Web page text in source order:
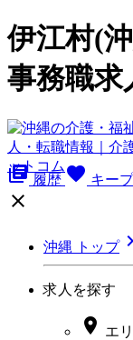
伊江村(
事務職求
library_books 履歴 favorite キープ

沖縄 トップ
求人を探す
 エ